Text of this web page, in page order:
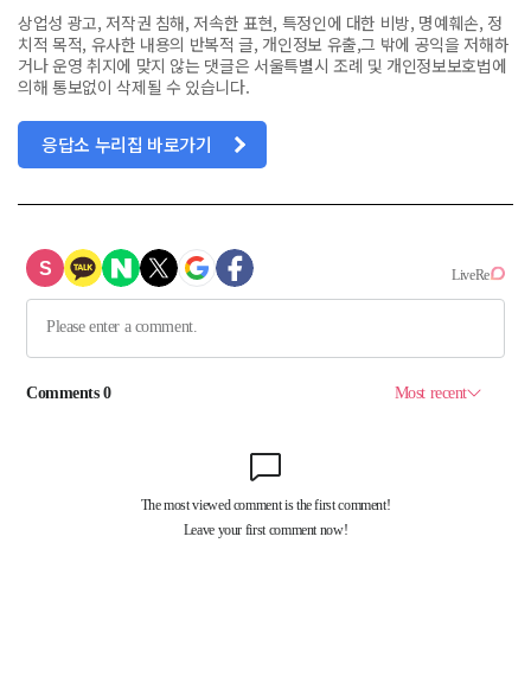
상업성 광고, 저작권 침해, 저속한 표현, 특정인에 대한 비방, 명예훼손, 정
치적 목적, 유사한 내용의 반복적 글, 개인정보 유출,그 밖에 공익을 저해하
거나 운영 취지에 맞지 않는 댓글은 서울특별시 조례 및 개인정보보호법에
의해 통보없이 삭제될 수 있습니다.
응답소 누리집 바로가기